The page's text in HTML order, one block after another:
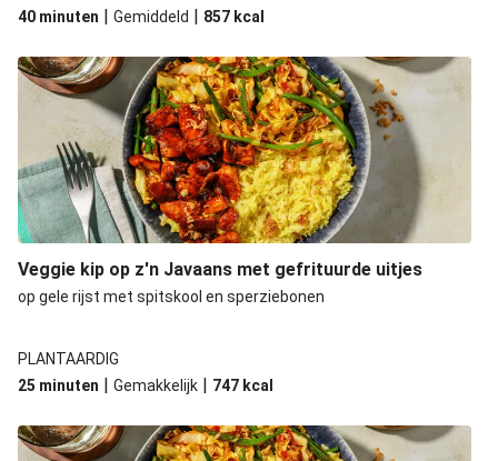
40 minuten | Gemiddeld | 857 kcal
Veggie kip op z'n Javaans met gefrituurde uitjes
op gele rijst met spitskool en sperziebonen
PLANTAARDIG
25 minuten | Gemakkelijk | 747 kcal